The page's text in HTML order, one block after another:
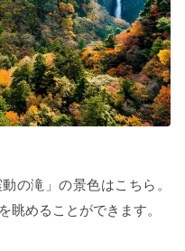
の滝」の景色はこちら。
眺めることができます。